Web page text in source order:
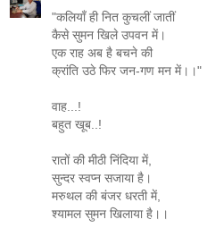
"कलियाँ ही नित कुचलीं जातीं
कैसे सुमन खिले उपवन में।
एक राह अब है बचने की
क्रांति उठे फिर जन-गण मन में।।"
वाह...!
बहुत खूब..!
रातों की मीठी निंदिया में,
सुन्दर स्वप्न सजाया है।
मरुथल की बंजर धरती में,
श्यामल सुमन खिलाया है।।